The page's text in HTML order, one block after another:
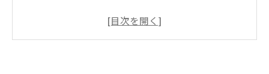
雨の日でも楽しめるゴルフの魅力